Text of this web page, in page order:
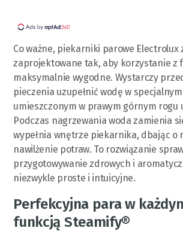
Co ważne, piekarniki parowe Electrolux
zaprojektowane tak, aby korzystanie z
maksymalnie wygodne. Wystarczy
pieczenia uzupełnić wodę w
umieszczonym w prawym górnym rogu
Podczas nagrzewania woda zamienia
wypełnia wnętrze piekarnika, dbając o
nawilżenie potraw. To rozwiązanie
przygotowywanie zdrowych i
niezwykle proste i intuicyjne.
Perfekcyjna para w
funkcją Steamify®